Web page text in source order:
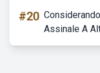
#20
Assinale A